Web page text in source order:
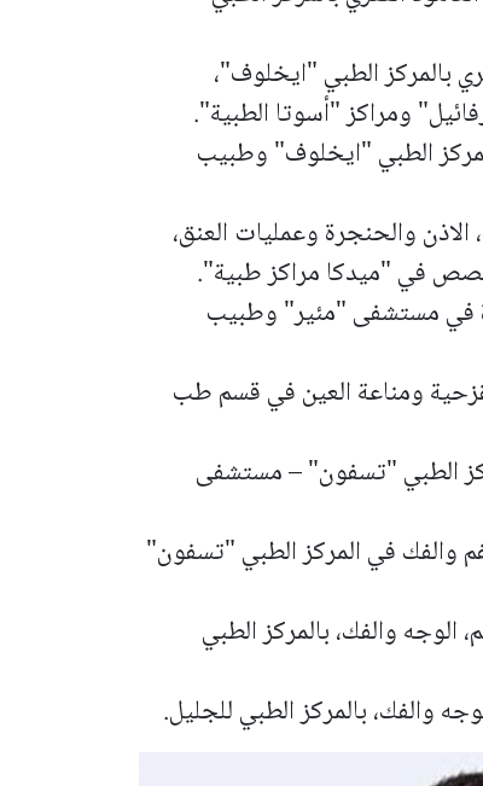
بالمركز الطبي "ايخلوف"،
ومراكز "أسوتا الطبية".
الطبي "ايخلوف" وطبيب
والحنجرة وعمليات العنق،
في "ميدكا مراكز طبية".
في مستشفى "مئير" وطبيب
ومناعة العين في قسم طب
الطبي "تسفون" – مستشفى
والفك في المركز الطبي "تسفون"
والفك، بالمركز الطبي
والفك، بالمركز الطبي للجليل.